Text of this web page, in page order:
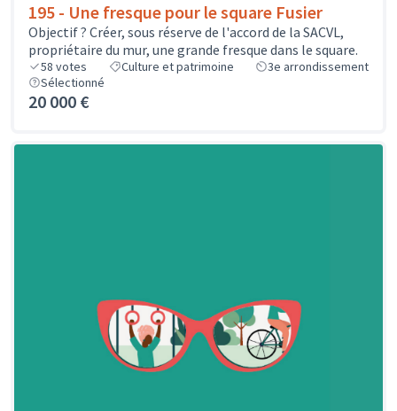
195 - Une fresque pour le square Fusier
Objectif ? Créer, sous réserve de l'accord de la SACVL,
propriétaire du mur, une grande fresque dans le square.
58 votes Culture et patrimoine
3e arrondissement
Sélectionné
20 000 €